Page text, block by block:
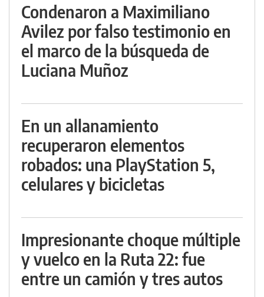
Condenaron a Maximiliano
Avilez por falso testimonio en
el marco de la búsqueda de
Luciana Muñoz
En un allanamiento
recuperaron elementos
robados: una PlayStation 5,
celulares y bicicletas
Impresionante choque múltiple
y vuelco en la Ruta 22: fue
entre un camión y tres autos